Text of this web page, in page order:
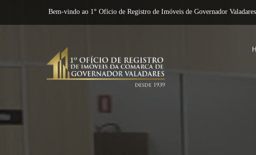
Bem-vindo ao 1° Ofício de Registro de Imóveis de Governador Valadares